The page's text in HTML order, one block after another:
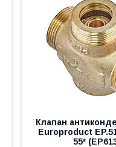
Клапан
Europroduct
55*